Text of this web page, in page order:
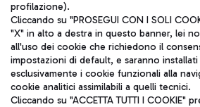
Aeroporti di Roma S.p.A. - Società
coordinamento di Mundys S.p.A.
profilazione).
Cliccando su "PROSEGUI CON I SOLI
"X" in alto a destra in questo banner, lei
all'uso dei cookie che richiedono il
impostazioni di default, e saranno
esclusivamente i cookie funzionali alla
cookie analitici assimilabili a quelli tecnici.
Cliccando su "ACCETTA TUTTI I COOKIE"